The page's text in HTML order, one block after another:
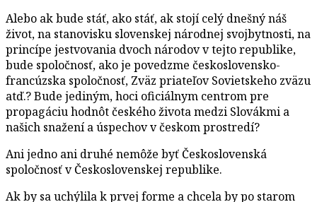
Alebo ak bude stáť, ako stáť, ak stojí celý dnešný náš
život, na stanovisku slovenskej národnej svojbytnosti, na
princípe jestvovania dvoch národov v tejto republike,
bude spoločnosť, ako je povedzme československo-
francúzska spoločnosť, Zväz priateľov Sovietskeho zväzu
atď.? Bude jediným, hoci oficiálnym centrom pre
propagáciu hodnôt českého života medzi Slovákmi a
našich snažení a úspechov v českom prostredí?
Ani jedno ani druhé nemôže byť Československá
spoločnosť v Československej republike.
Ak by sa uchýlila k prvej forme a chcela by po starom